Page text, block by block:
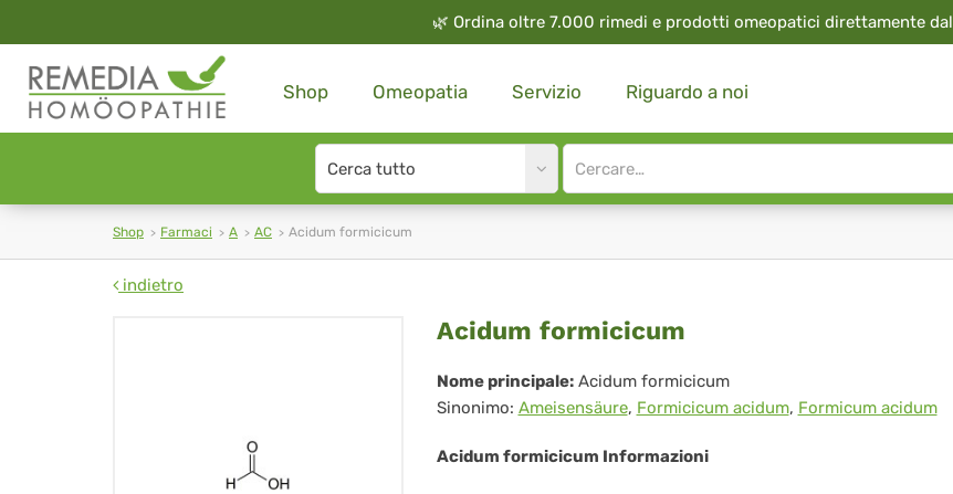
🌿 Ordina oltre 7.000 rimedi e prodotti omeopatici direttamente dal
Shop Omeopatia Servizio Riguardo a noi
Search
type
Site
search
Shop Farmaci A AC Acidum formicicum
indietro
Acidum
formicicum
Acidum formicicum
Nome principale: Acidum formicicum
Sinonimo: Ameisensäure, Formicicum acidum, Formicum acidum
Acidum formicicum Informazioni